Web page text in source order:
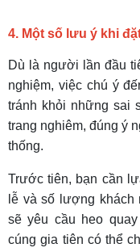
4. Một số lưu ý khi
Dù là người lần đầu
nghiệm, việc chú ý
tránh khỏi những sai
trang nghiêm, đúng ý
thống.
Trước tiên, bạn cần
lễ và số lượng
sẽ yêu cầu heo
cúng gia tiên có thể